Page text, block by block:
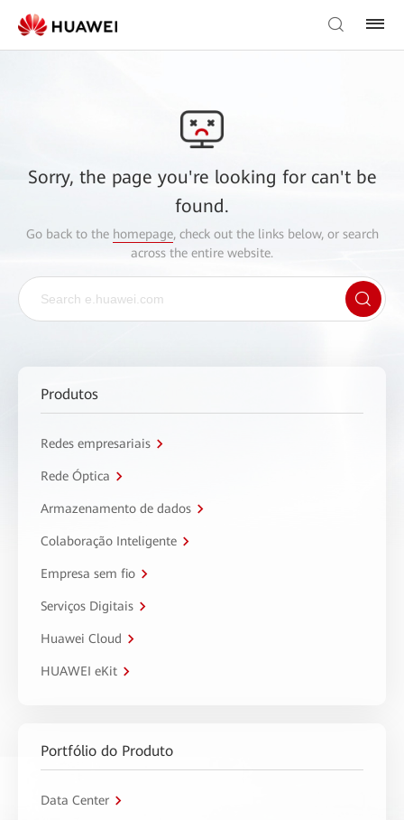
Sorry, the page you're looking for can't be
found.
Go back to the homepage, check out the links below, or search
across the entire website.
Produtos
Redes empresariais
Rede Óptica
Armazenamento de dados
Colaboração Inteligente
Empresa sem fio
Serviços Digitais
Huawei Cloud
HUAWEI eKit
Portfólio do Produto
Data Center